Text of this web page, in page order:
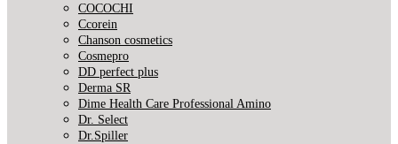
COCOCHI
Ccorein
Chanson cosmetics
Cosmepro
DD perfect plus
Derma SR
Dime Health Care Professional Amino
Dr. Select
Dr.Spiller